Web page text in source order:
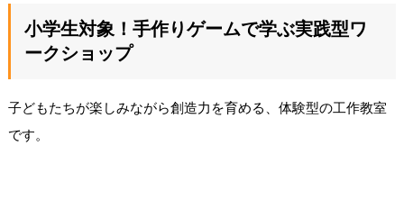
小学生対象！手作りゲームで学ぶ実践型ワ
ークショップ
子どもたちが楽しみながら創造力を育める、体験型の工作教室
です。